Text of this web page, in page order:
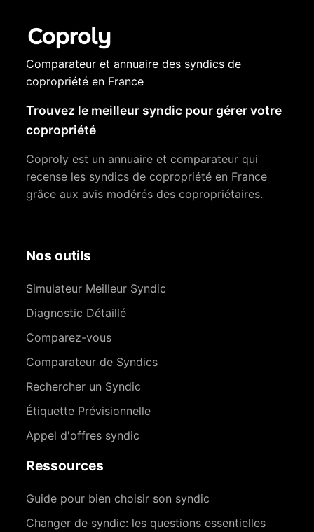
Comparateur et annuaire des syndics de
copropriété en France
Trouvez le meilleur syndic pour gérer votre
copropriété
Coproly est un annuaire et comparateur qui
recense les syndics de copropriété en France
grâce aux avis modérés des copropriétaires.
Nos outils
Simulateur Meilleur Syndic
Diagnostic Détaillé
Comparez-vous
Comparateur de Syndics
Rechercher un Syndic
Étiquette Prévisionnelle
Appel d'offres syndic
Ressources
Guide pour bien choisir son syndic
Changer de syndic: les questions essentielles